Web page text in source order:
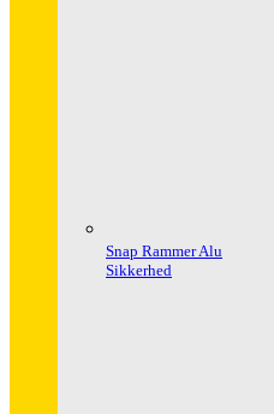
Snap Rammer Alu
Sikkerhed